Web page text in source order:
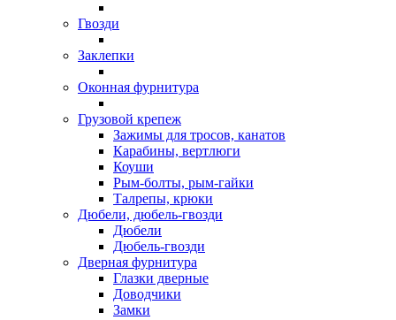
Гвозди
Заклепки
Оконная фурнитура
Грузовой крепеж
Зажимы для тросов, канатов
Карабины, вертлюги
Коуши
Рым-болты, рым-гайки
Талрепы, крюки
Дюбели, дюбель-гвозди
Дюбели
Дюбель-гвозди
Дверная фурнитура
Глазки дверные
Доводчики
Замки